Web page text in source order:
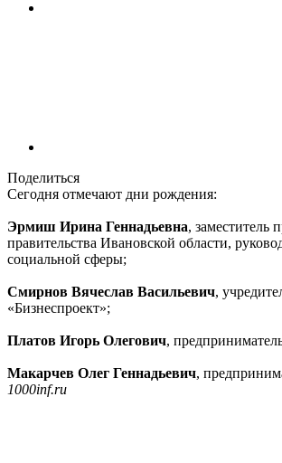
Поделиться
Сегодня отмечают дни рождения:
Эрмиш Ирина Геннадьевна, заместитель
правительства Ивановской области,
социальной сферы;
Смирнов Вячеслав Васильевич,
«Бизнеспроект»;
Платов Игорь Олегович,
Макарчев Олег Геннадьевич,
1000inf.ru